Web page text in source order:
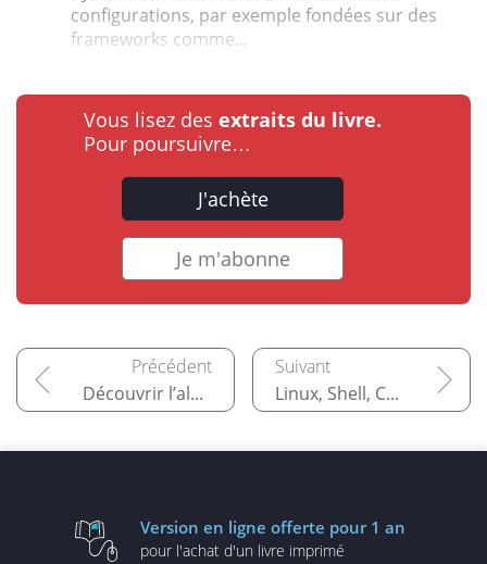
configurations, par exemple fondées sur des
frameworks comme...
Vous lisez des extraits du livre.
Pour poursuivre…
J'achète
Je m'abonne
Découvrir l’algorithmique Linux, Shell, Conteneurs, WSL - quésako ?
Version en ligne offerte pour 1 an
pour l'achat d'un livre imprimé